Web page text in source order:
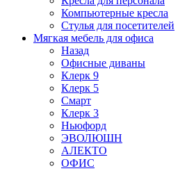
Компьютерные кресла
Стулья для посетителей
Мягкая мебель для офиса
Назад
Офисные диваны
Клерк 9
Клерк 5
Смарт
Клерк 3
Ньюфорд
ЭВОЛЮШН
АЛЕКТО
ОФИС